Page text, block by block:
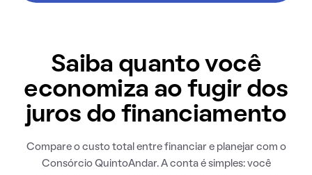
Saiba quanto você
economiza ao fugir dos
juros do financiamento
Compare o custo total entre financiar e planejar com o
Consórcio QuintoAndar. A conta é simples: você